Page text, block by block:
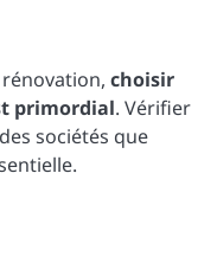
choisir
primordial. Vérifier
sociétés que